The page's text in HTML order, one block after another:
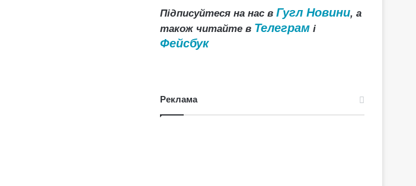
Підписуйтеся на нас вГугл Новини, а
також читайте в Телеграм і
Фейсбук
Реклама